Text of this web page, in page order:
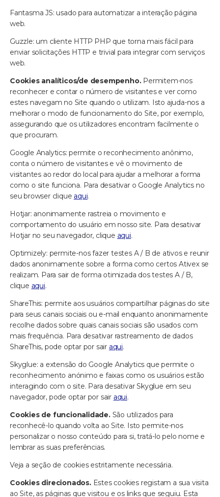
Fantasma JS: usado para automatizar a interação página
web.
Guzzle: um cliente HTTP PHP que torna mais fácil para
enviar solicitações HTTP e trivial para integrar com serviços
web.
Cookies analíticos/de desempenho. Permitem-nos
reconhecer e contar o número de visitantes e ver como
estes navegam no Site quando o utilizam. Isto ajuda-nos a
melhorar o modo de funcionamento do Site, por exemplo,
assegurando que os utilizadores encontram facilmente o
que procuram.
Google Analytics: permite o reconhecimento anônimo,
conta o número de visitantes e vê o movimento de
visitantes ao redor do local para ajudar a melhorar a forma
como o site funciona. Para desativar o Google Analytics no
seu browser clique aqui.
Hotjar: anonimamente rastreia o movimento e
comportamento do usuário em nosso site. Para desativar
Hotjar no seu navegador, clique aqui.
Optimizely: permite-nos fazer testes A / B de ativos e reunir
dados anonimamente sobre a forma como certos Ativex se
realizam. Para sair de forma otimizada dos testes A / B,
clique aqui.
ShareThis: permite aos usuários compartilhar páginas do site
para seus canais sociais ou e-mail enquanto anonimamente
recolhe dados sobre quais canais sociais são usados com
mais frequência. Para desativar rastreamento de dados
ShareThis, pode optar por sair aqui.
Skyglue: a extensão do Google Analytics que permite o
reconhecimento anónimo e faixas como os usuários estão
interagindo com o site. Para desativar Skyglue em seu
navegador, pode optar por sair aqui.
Cookies de funcionalidade.São utilizados para
reconhecê-lo quando volta ao Site. Isto permite-nos
personalizar o nosso conteúdo para si, tratá-lo pelo nome e
lembrar as suas preferências.
Veja a seção de cookies estritamente necessária.
Cookies direcionados. Estes cookies registam a sua visita
ao Site, as páginas que visitou e os links que seguiu. Esta